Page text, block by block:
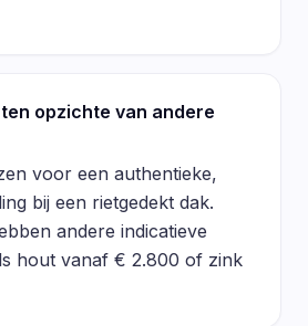
opzichte van andere
voor een authentieke,
bij een rietgedekt dak.
andere indicatieve
hout vanaf € 2.800 of zink